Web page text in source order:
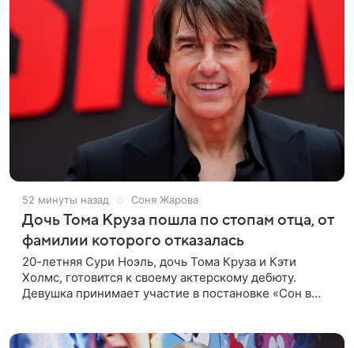
52 минуты назад Соня Жарова
Дочь Тома Круза пошла по стопам отца, от
фамилии которого отказалась
20-летняя Сури Ноэль, дочь Тома Круза и Кэти
Холмс, готовится к своему актерскому дебюту.
Девушка принимает участие в постановке «Сон в